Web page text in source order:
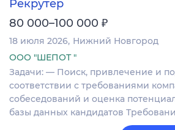
Рекрутер
80 000–100 000 ₽
18 июля 2026 Нижний Новгород
ООО "ШЕПОТ "
Задачи: — Поиск, привлечение и
соответствии с требованиями
собеседований и оценка
базы данных кандидатов